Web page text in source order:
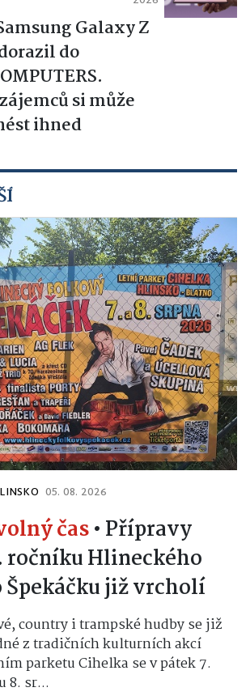
Galaxy Z
do
si může
ihned
05. 08. 2026
čas• Přípravy
ročníku Hlineckého
již vrcholí
country i trampské hudby se již
z tradičních kulturních akcí
parketu Cihelka se v pátek 7.
8. sr...